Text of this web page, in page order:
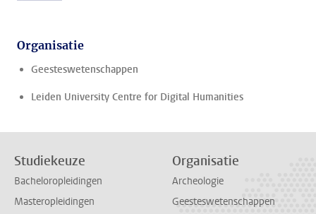
Organisatie
Geesteswetenschappen
Leiden University Centre for Digital Humanities
Studiekeuze
Bacheloropleidingen
Masteropleidingen
Organisatie
Archeologie
Geesteswetenschappen